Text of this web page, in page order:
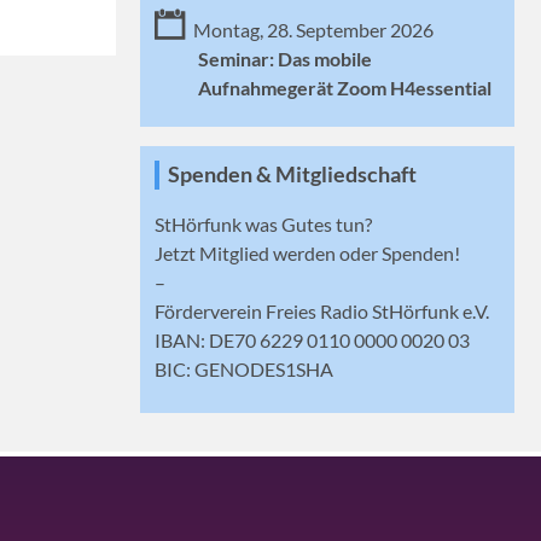
Montag, 28. September 2026
Seminar: Das mobile
Aufnahmegerät Zoom H4essential
Spenden & Mitgliedschaft
StHörfunk was Gutes tun?
Jetzt Mitglied werden oder Spenden!
–
Förderverein Freies Radio StHörfunk e.V.
IBAN: DE70 6229 0110 0000 0020 03
BIC: GENODES1SHA